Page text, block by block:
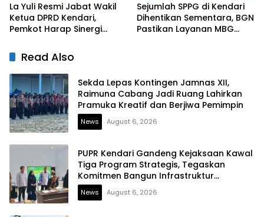
La Yuli Resmi Jabat Wakil
Ketua DPRD Kendari,
Pemkot Harap Sinergi
Solid
Sejumlah SPPG di Kendari
Dihentikan Sementara, BGN
Pastikan Layanan MBG
Read Also
Sekda Lepas Kontingen Jamnas XII,
Raimuna Cabang Jadi Ruang Lahirkan
Pramuka Kreatif dan Berjiwa Pemimpin
News August 6, 2026
PUPR Kendari Gandeng Kejaksaan Kawal
Tiga Program Strategis, Tegaskan
Komitmen Bangun Infrastruktur
Berintegritas
News August 6, 2026